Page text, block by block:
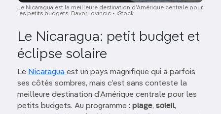
Le Nicaragua est la meilleure destination d’Amérique centrale pour
les petits budgets. DavorLovincic - iStock
Le Nicaragua: petit budget et
éclipse solaire
Le Nicaragua est un pays magnifique qui a parfois
ses côtés sombres, mais c’est sans conteste la
meilleure destination d’Amérique centrale pour les
petits budgets. Au programme : plage, soleil,